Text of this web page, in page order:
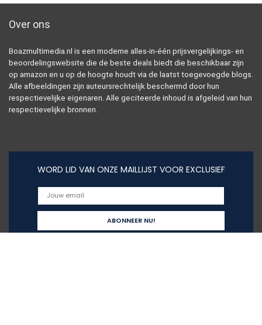
Over ons
Boazmultimedia.nl is een moderne alles-in-één prijsvergelijkings- en
beoordelingswebsite die de beste deals biedt die beschikbaar zijn
op amazon en u op de hoogte houdt via de laatst toegevoegde blogs.
Alle afbeeldingen zijn auteursrechtelijk beschermd door hun
respectievelijke eigenaren. Alle geciteerde inhoud is afgeleid van hun
respectievelijke bronnen.
WORD LID VAN ONZE MAILLIJST VOOR EXCLUSIEF